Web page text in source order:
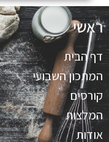
ראשי
דף הבית
המתכון השבועי
קורסים
המלצות
אודות